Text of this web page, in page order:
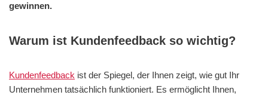
gewinnen.
Warum ist Kundenfeedback so wichtig?
Kundenfeedback ist der Spiegel, der Ihnen zeigt, wie gut Ihr
Unternehmen tatsächlich funktioniert. Es ermöglicht Ihnen,